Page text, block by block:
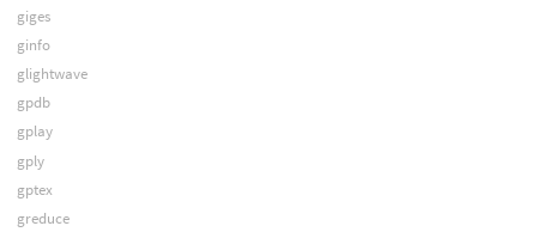
giges
ginfo
glightwave
gpdb
gplay
gply
gptex
greduce